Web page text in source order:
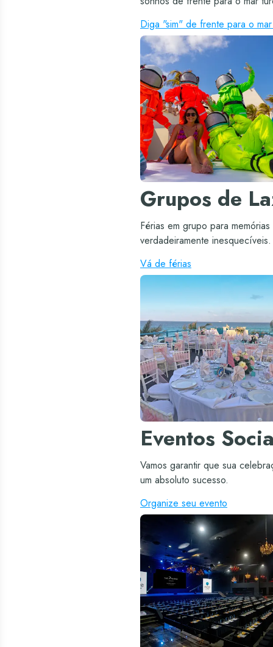
Diga "sim" de frente para o
Grupos de
Férias em grupo para memórias
verdadeiramente inesquecíveis.
Vá de férias
Eventos
Vamos garantir que sua
um absoluto sucesso.
Organize seu evento